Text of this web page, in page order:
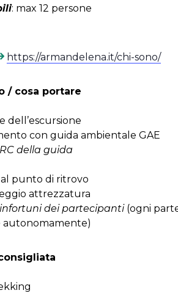
: max 12 persone
https://armandelena.it/chi-sono/
/ cosa portare
dell’escursione
con guida ambientale GAE
della guida
punto di ritrovo
attrezzatura
dei partecipanti(ogni
autonomamente)